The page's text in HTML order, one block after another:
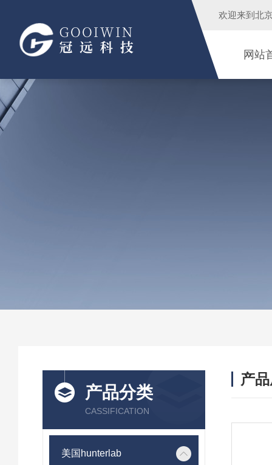
欢迎来到 北
网站
产品分类
CASSIFICATION
美国hunterlab
产